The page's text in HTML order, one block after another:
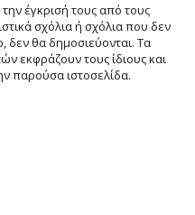
έγκρισή τους από τους
σχόλια ή σχόλια που δεν
θα δημοσιεύονται. Τα
εκφράζουν τους ίδιους και
παρούσα ιστοσελίδα.